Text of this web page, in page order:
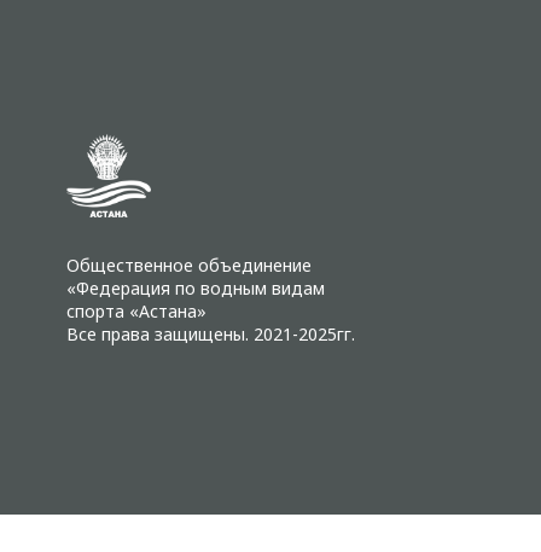
Общественное объединение
«Федерация по водным видам
спорта «Астана»
Все права защищены. 2021-2025гг.